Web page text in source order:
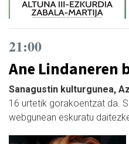
21:00
Ane Lindaneren
Sanagustin kulturgunea,
16 urtetik gorakoentzat da.
webgunean eskuratu